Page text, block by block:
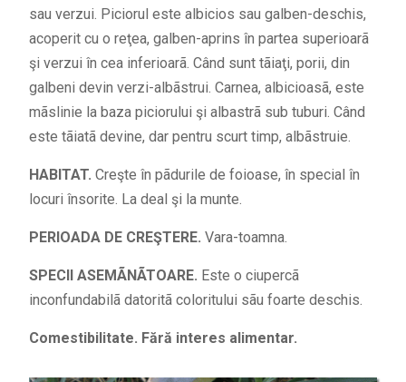
sau verzui. Piciorul este albicios sau galben-deschis,
acoperit cu o reţea, galben-aprins în partea superioarã
şi verzui în cea inferioarã. Când sunt tãiaţi, porii, din
galbeni devin verzi-albãstrui. Carnea, albicioasã, este
mãslinie la baza piciorului şi albastrã sub tuburi. Când
este tãiatã devine, dar pentru scurt timp, albãstruie.
HABITAT. Creşte în pãdurile de foioase, în special în
locuri însorite. La deal şi la munte.
PERIOADA DE CREŞTERE. Vara-toamna.
SPECII ASEMÃNÃTOARE. Este o ciupercã
inconfundabilã datoritã coloritului sãu foarte deschis.
Comestibilitate. Fără interes alimentar.